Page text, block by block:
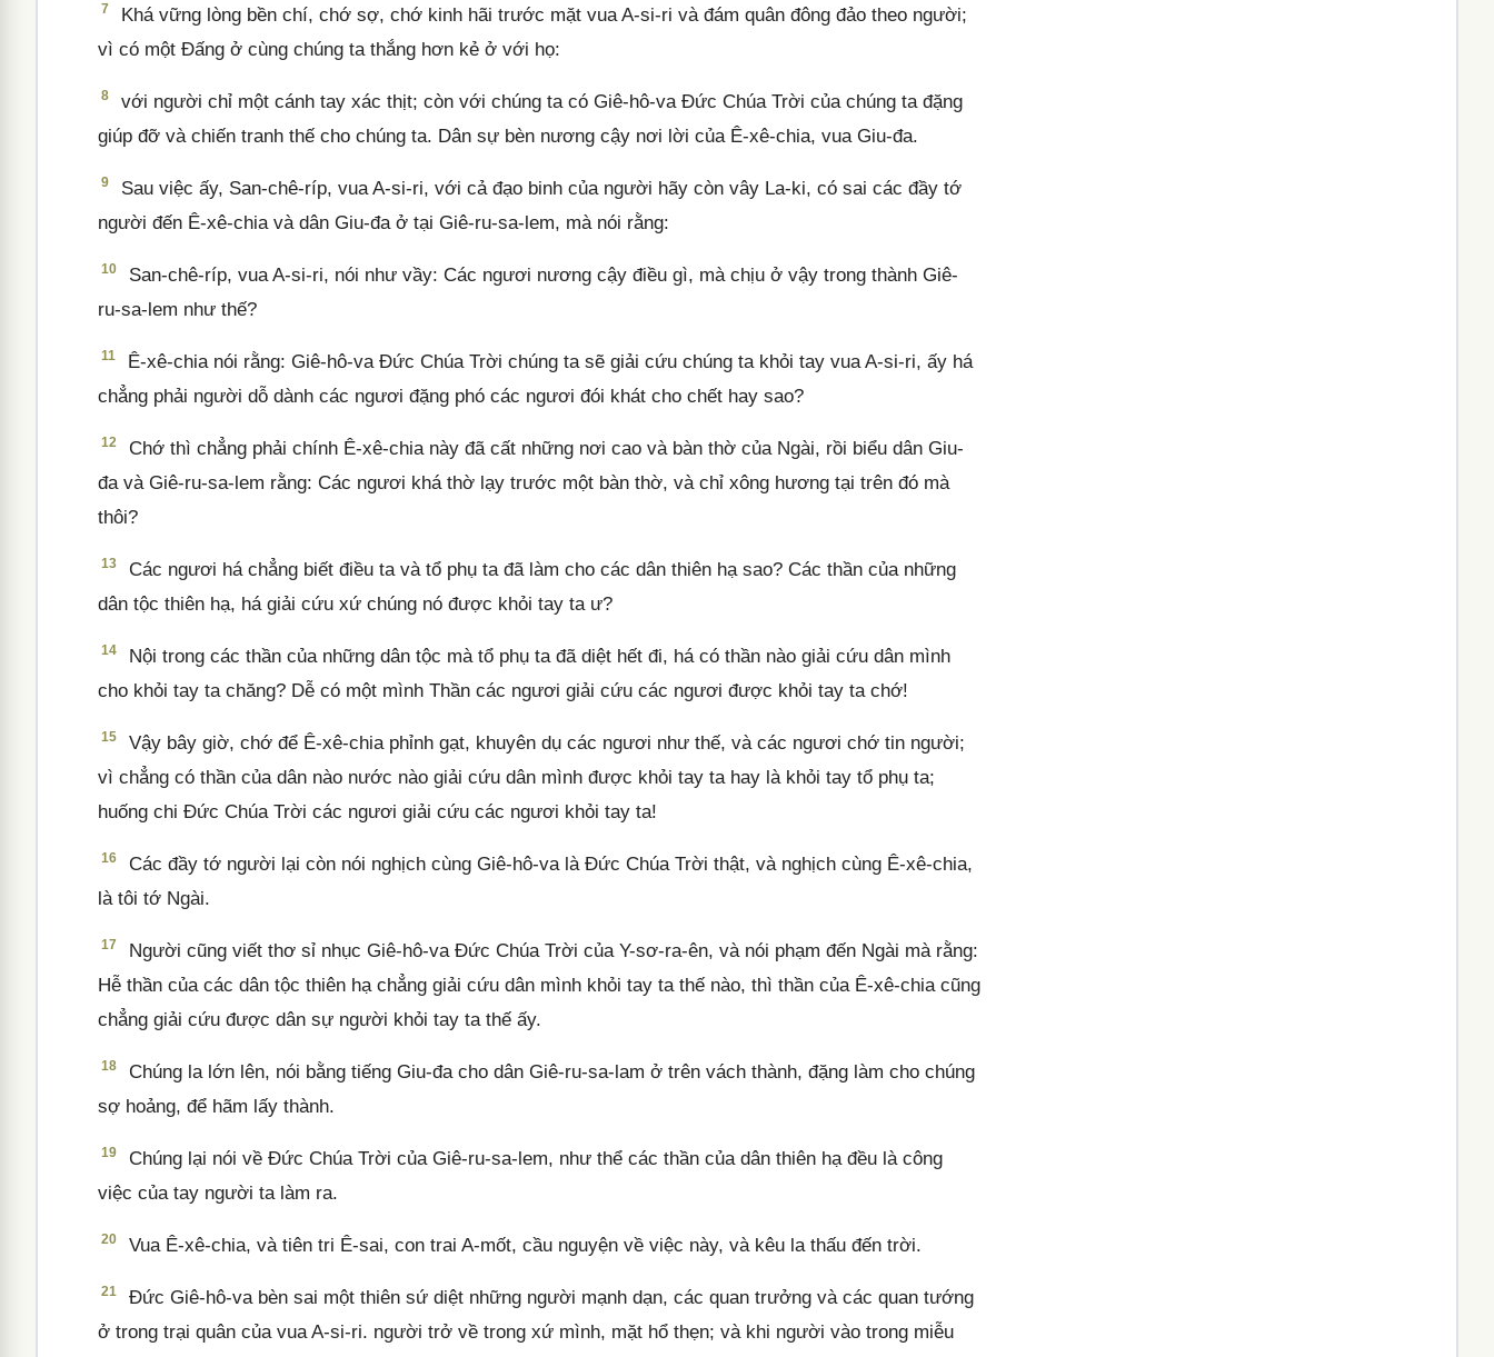
7
Khá vững lòng bền chí, chớ sợ, chớ kinh hãi trước mặt vua A-si-ri và đám quân đông đảo theo người;
vì có một Đấng ở cùng chúng ta thắng hơn kẻ ở với họ:
8
với người chỉ một cánh tay xác thịt; còn với chúng ta có Giê-hô-va Đức Chúa Trời của chúng ta đặng
giúp đỡ và chiến tranh thế cho chúng ta. Dân sự bèn nương cậy nơi lời của Ê-xê-chia, vua Giu-đa.
9
Sau việc ấy, San-chê-ríp, vua A-si-ri, với cả đạo binh của người hãy còn vây La-ki, có sai các đầy tớ
người đến Ê-xê-chia và dân Giu-đa ở tại Giê-ru-sa-lem, mà nói rằng:
10
San-chê-ríp, vua A-si-ri, nói như vầy: Các ngươi nương cậy điều gì, mà chịu ở vậy trong thành Giê-
ru-sa-lem như thế?
11
Ê-xê-chia nói rằng: Giê-hô-va Đức Chúa Trời chúng ta sẽ giải cứu chúng ta khỏi tay vua A-si-ri, ấy há
chẳng phải người dỗ dành các ngươi đặng phó các ngươi đói khát cho chết hay sao?
12
Chớ thì chẳng phải chính Ê-xê-chia này đã cất những nơi cao và bàn thờ của Ngài, rồi biểu dân Giu-
đa và Giê-ru-sa-lem rằng: Các ngươi khá thờ lạy trước một bàn thờ, và chỉ xông hương tại trên đó mà
thôi?
13
Các ngươi há chẳng biết điều ta và tổ phụ ta đã làm cho các dân thiên hạ sao? Các thần của những
dân tộc thiên hạ, há giải cứu xứ chúng nó được khỏi tay ta ư?
14
Nội trong các thần của những dân tộc mà tổ phụ ta đã diệt hết đi, há có thần nào giải cứu dân mình
cho khỏi tay ta chăng? Dễ có một mình Thần các ngươi giải cứu các ngươi được khỏi tay ta chớ!
15
Vậy bây giờ, chớ để Ê-xê-chia phỉnh gạt, khuyên dụ các ngươi như thế, và các ngươi chớ tin người;
vì chẳng có thần của dân nào nước nào giải cứu dân mình được khỏi tay ta hay là khỏi tay tổ phụ ta;
huống chi Đức Chúa Trời các ngươi giải cứu các ngươi khỏi tay ta!
16
Các đầy tớ người lại còn nói nghịch cùng Giê-hô-va là Đức Chúa Trời thật, và nghịch cùng Ê-xê-chia,
là tôi tớ Ngài.
17
Người cũng viết thơ sỉ nhục Giê-hô-va Đức Chúa Trời của Y-sơ-ra-ên, và nói phạm đến Ngài mà rằng:
Hễ thần của các dân tộc thiên hạ chẳng giải cứu dân mình khỏi tay ta thế nào, thì thần của Ê-xê-chia cũng
chẳng giải cứu được dân sự người khỏi tay ta thế ấy.
18
Chúng la lớn lên, nói bằng tiếng Giu-đa cho dân Giê-ru-sa-lam ở trên vách thành, đặng làm cho chúng
sợ hoảng, để hãm lấy thành.
19
Chúng lại nói về Đức Chúa Trời của Giê-ru-sa-lem, như thể các thần của dân thiên hạ đều là công
việc của tay người ta làm ra.
20 Vua Ê-xê-chia, và tiên tri Ê-sai, con trai A-mốt, cầu nguyện về việc này, và kêu la thấu đến trời.
21
Đức Giê-hô-va bèn sai một thiên sứ diệt những người mạnh dạn, các quan trưởng và các quan tướng
ở trong trại quân của vua A-si-ri. người trở về trong xứ mình, mặt hổ thẹn; và khi người vào trong miễu